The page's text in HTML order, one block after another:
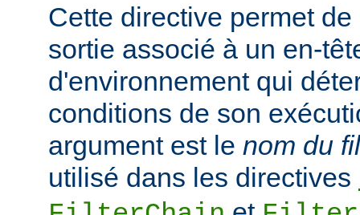
Cette directive permet
sortie associé à un en-
d'environnement qui
conditions de son
argument est le nom du
utilisé dans les directives